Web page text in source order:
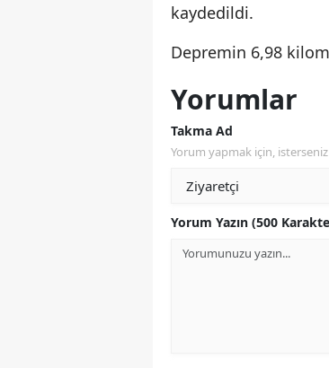
kaydedildi.
Depremin 6,98
Yorumlar
Takma Ad
Yorum yapmak için, isterseniz
Yorum Yazın (500